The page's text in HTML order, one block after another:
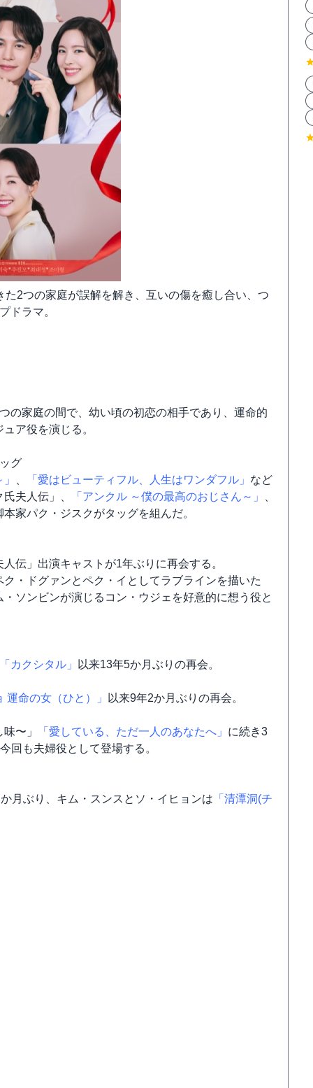
2つの家庭が誤解を解き、互いの傷を癒し合い、つ
ドラマ。
の家庭の間で、幼い頃の初恋の相手であり、運命的
ア役を演じる。
グ
「愛はビューティフル、人生はワンダフル」 など
夫人伝」、
「アンクル ～僕の最高のおじさん～」
家パク・ジスクがタッグを組んだ。
伝」出演キャストが1年ぶりに再会する。
・ドグァンとペク・イとしてラブラインを描いた
ソンビンが演じるコン・ウジェを好意的に想う役と
「カクシタル」 以来13年5か月ぶりの再会。
運命の女（ひと）」 以来9年2か月ぶりの再会。
〜」 「愛している、ただ一人のあなたへ」 に続き3
回も夫婦役として登場する。
月ぶり、キム・スンスとソ・イヒョンは 「清潭洞(チ